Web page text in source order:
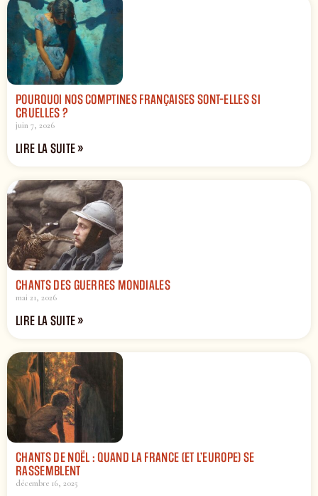
POURQUOI NOS COMPTINES FRANÇAISES SONT-ELLES SI
CRUELLES ?
juin 7, 2026
LIRE LA SUITE »
CHANTS DES GUERRES MONDIALES
mai 21, 2026
LIRE LA SUITE »
CHANTS DE NOËL : QUAND LA FRANCE (ET L’EUROPE) SE
RASSEMBLENT
décembre 16, 2025